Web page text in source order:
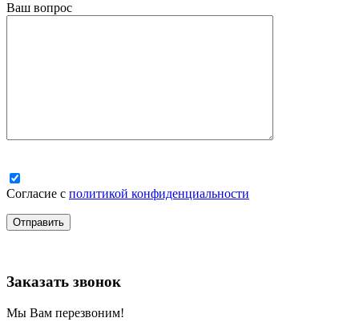
Ваш вопрос
Согласие с политикой конфиденциальности
Заказать звонок
Мы Вам перезвоним!